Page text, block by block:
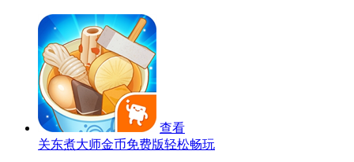
查看
关东煮大师金币免费版轻松畅玩